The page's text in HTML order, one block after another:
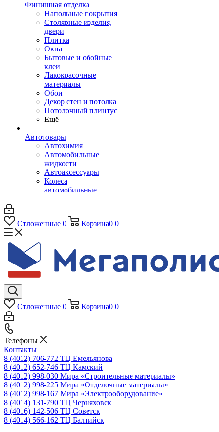
Финишная отделка
Напольные покрытия
Столярные изделия,
двери
Плитка
Окна
Бытовые и обойные
клеи
Лакокрасочные
материалы
Обои
Декор стен и потолка
Потолочный плинтус
Ещё
Автотовары
Автохимия
Автомобильные
жидкости
Автоаксессуары
Колеса
автомобильные
Отложенные 0 Корзина0 0
Отложенные 0 Корзина0 0
Телефоны
Контакты
8 (4012) 706-772 ТЦ Емельянова
8 (4012) 652-746 ТЦ Камский
8 (4012) 998-030 Мира «Строительные материалы»
8 (4012) 998-225 Мира «Отделочные материалы»
8 (4012) 998-167 Мира «Электрооборудование»
8 (4014) 131-790 ТЦ Черняховск
8 (4016) 142-506 ТЦ Советск
8 (4014) 566-162 ТЦ Балтийск